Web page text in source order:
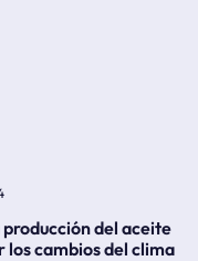
producción del aceite
los cambios del clima